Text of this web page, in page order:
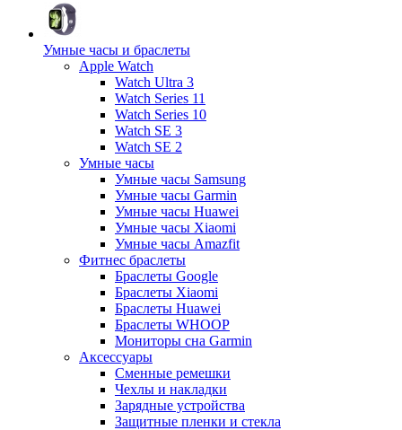
Умные часы и браслеты
Apple Watch
Watch Ultra 3
Watch Series 11
Watch Series 10
Watch SE 3
Watch SE 2
Умные часы
Умные часы Samsung
Умные часы Garmin
Умные часы Huawei
Умные часы Xiaomi
Умные часы Amazfit
Фитнес браслеты
Браслеты Google
Браслеты Xiaomi
Браслеты Huawei
Браслеты WHOOP
Мониторы сна Garmin
Аксессуары
Сменные ремешки
Чехлы и накладки
Зарядные устройства
Защитные пленки и стекла